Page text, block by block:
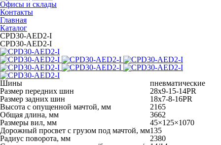
Офисы и склады
Контакты
Главная
Каталог
CPD30-AED2-I
CPD30-AED2-I
Шины
пневматические
Размер передних шин
28x9-15-14PR
Размер задних шин
18x7-8-16PR
Высота с опущенной мачтой, мм
2165
Общая длина, мм
3662
Размеры вил, мм
45×125×1070
Дорожный просвет с грузом под мачтой, мм135
Радиус поворота, мм
2380